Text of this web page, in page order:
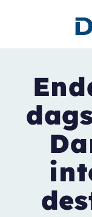
Gå til